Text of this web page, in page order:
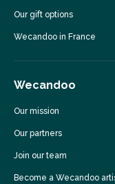
Our gift options
Wecandoo in France
Wecandoo
Our mission
Our partners
Join our team
Become a Wecandoo